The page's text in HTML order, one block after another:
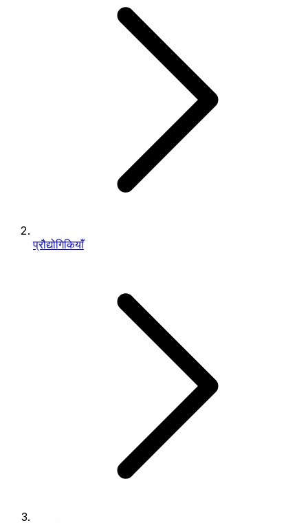
प्रौद्योगिकियाँ